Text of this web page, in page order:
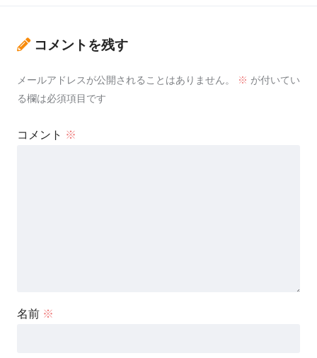
コメントを残す
メールアドレスが公開されることはありません。 ※ が付いてい
る欄は必須項目です
コメント ※
名前 ※